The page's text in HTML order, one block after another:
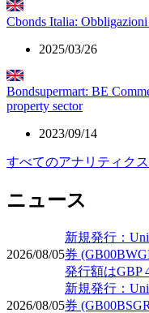
Cbonds Italia:
2025/03/26
Bondsupermart: BE
property sector
2023/09/14
すべてのアナリティクス
ニュース
2026/08/05
新規発行：
券
発行額はGBP
2026/08/05
新規発行：
券